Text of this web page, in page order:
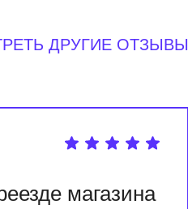
ДРУГИЕ ОТЗЫВЫ
магазина